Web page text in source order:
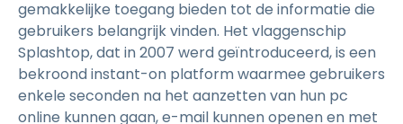
gemakkelijke toegang bieden tot de informatie die
gebruikers belangrijk vinden. Het vlaggenschip
Splashtop, dat in 2007 werd geïntroduceerd, is een
bekroond instant-on platform waarmee gebruikers
enkele seconden na het aanzetten van hun pc
online kunnen gaan, e-mail kunnen openen en met